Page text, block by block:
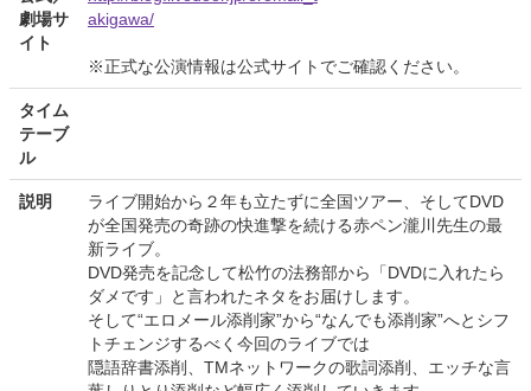
劇場サ
イト
akigawa/
※正式な公演情報は公式サイトでご確認ください。
タイム
テーブ
ル
説明
ライブ開始から２年も立たずに全国ツアー、そしてDVD
が全国発売の奇跡の快進撃を続ける赤ペン瀧川先生の最
新ライブ。
DVD発売を記念して松竹の法務部から「DVDに入れたら
ダメです」と言われたネタをお届けします。
そして“エロメール添削家”から“なんでも添削家”へとシフ
トチェンジするべく今回のライブでは
隠語辞書添削、TMネットワークの歌詞添削、エッチな言